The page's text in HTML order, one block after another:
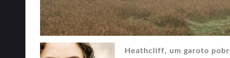
Heathcliff, um garoto